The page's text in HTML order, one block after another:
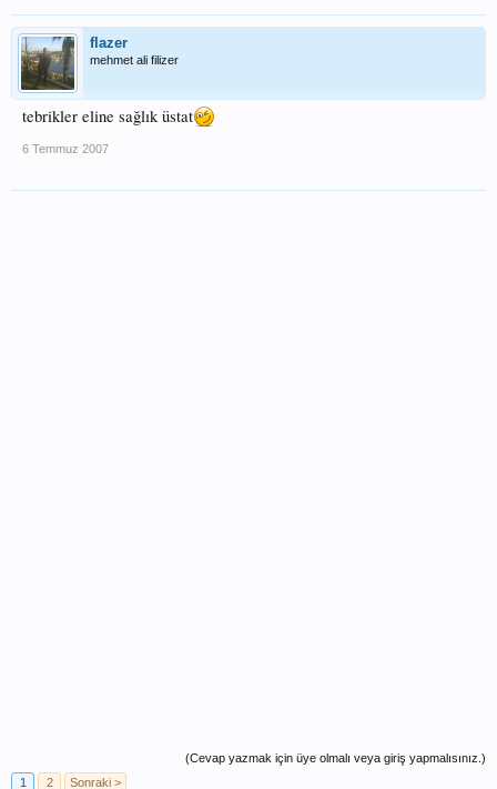
flazer
mehmet ali filizer
tebrikler eline sağlık üstat
6 Temmuz 2007
(Cevap yazmak için üye olmalı veya giriş yapmalısınız.)
1
2 Sonraki >